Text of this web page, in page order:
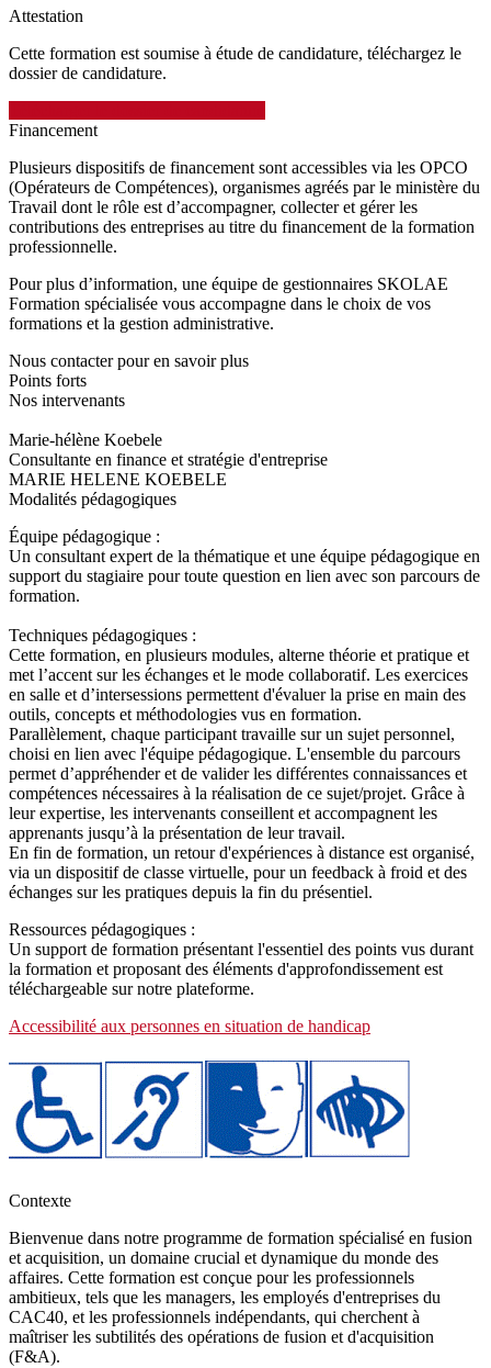
Attestation
Cette formation est soumise à étude de candidature, téléchargez le
dossier de candidature.
Financement
Plusieurs dispositifs de financement sont accessibles via les OPCO
(Opérateurs de Compétences), organismes agréés par le ministère du
Travail dont le rôle est d’accompagner, collecter et gérer les
contributions des entreprises au titre du financement de la formation
professionnelle.
Pour plus d’information, une équipe de gestionnaires SKOLAE
Formation spécialisée vous accompagne dans le choix de vos
formations et la gestion administrative.
Nous contacter pour en savoir plus
Points forts
Nos intervenants
Marie-hélène Koebele
Consultante en finance et stratégie d'entreprise
MARIE HELENE KOEBELE
Modalités pédagogiques
Équipe pédagogique :
Un consultant expert de la thématique et une équipe pédagogique en
support du stagiaire pour toute question en lien avec son parcours de
formation.
Techniques pédagogiques :
Cette formation, en plusieurs modules, alterne théorie et pratique et
met l’accent sur les échanges et le mode collaboratif. Les exercices
en salle et d’intersessions permettent d'évaluer la prise en main des
outils, concepts et méthodologies vus en formation.
Parallèlement, chaque participant travaille sur un sujet personnel,
choisi en lien avec l'équipe pédagogique. L'ensemble du parcours
permet d’appréhender et de valider les différentes connaissances et
compétences nécessaires à la réalisation de ce sujet/projet. Grâce à
leur expertise, les intervenants conseillent et accompagnent les
apprenants jusqu’à la présentation de leur travail.
En fin de formation, un retour d'expériences à distance est organisé,
via un dispositif de classe virtuelle, pour un feedback à froid et des
échanges sur les pratiques depuis la fin du présentiel.
Ressources pédagogiques :
Un support de formation présentant l'essentiel des points vus durant
la formation et proposant des éléments d'approfondissement est
téléchargeable sur notre plateforme.
Accessibilité aux personnes en situation de handicap
Contexte
Bienvenue dans notre programme de formation spécialisé en fusion
et acquisition, un domaine crucial et dynamique du monde des
affaires. Cette formation est conçue pour les professionnels
ambitieux, tels que les managers, les employés d'entreprises du
CAC40, et les professionnels indépendants, qui cherchent à
maîtriser les subtilités des opérations de fusion et d'acquisition
(F&A).